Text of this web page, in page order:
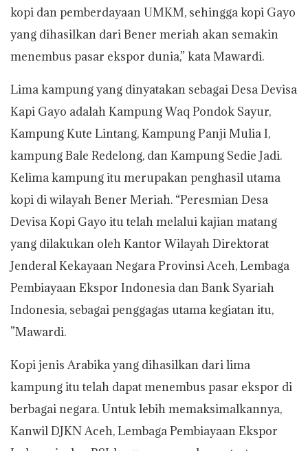
kopi dan pemberdayaan UMKM, sehingga kopi Gayo
yang dihasilkan dari Bener meriah akan semakin
menembus pasar ekspor dunia,” kata Mawardi.
Lima kampung yang dinyatakan sebagai Desa Devisa
Kapi Gayo adalah Kampung Waq Pondok Sayur,
Kampung Kute Lintang, Kampung Panji Mulia I,
kampung Bale Redelong, dan Kampung Sedie Jadi.
Kelima kampung itu merupakan penghasil utama
kopi di wilayah Bener Meriah. “Peresmian Desa
Devisa Kopi Gayo itu telah melalui kajian matang
yang dilakukan oleh Kantor Wilayah Direktorat
Jenderal Kekayaan Negara Provinsi Aceh, Lembaga
Pembiayaan Ekspor Indonesia dan Bank Syariah
Indonesia, sebagai penggagas utama kegiatan itu,
”Mawardi.
Kopi jenis Arabika yang dihasilkan dari lima
kampung itu telah dapat menembus pasar ekspor di
berbagai negara. Untuk lebih memaksimalkannya,
Kanwil DJKN Aceh, Lembaga Pembiayaan Ekspor